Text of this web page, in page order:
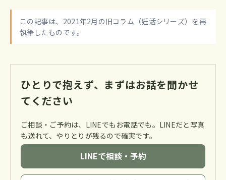
この記事は、2021年2月の旧コラム（妊活シリーズ）を再
執筆したものです。
ひとりで抱えず、まずはお話を聞かせ
てください
ご相談・ご予約は、LINEでもお電話でも。LINEだと写真
も送れて、やりとりが残るので確実です。
LINEで相談・予約